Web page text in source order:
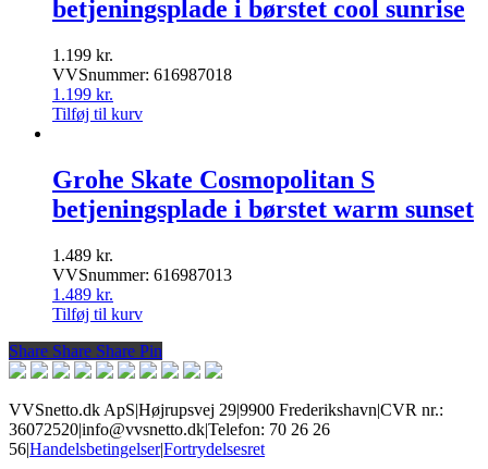
betjeningsplade i børstet cool sunrise
1.199 kr.
VVSnummer: 616987018
1.199 kr.
Tilføj til kurv
Grohe Skate Cosmopolitan S
betjeningsplade i børstet warm sunset
1.489 kr.
VVSnummer: 616987013
1.489 kr.
Tilføj til kurv
Share
Share Share Share Pin
VVSnetto.dk ApS|Højrupsvej 29|9900 Frederikshavn|CVR nr.:
36072520|info@vvsnetto.dk|Telefon: 70 26 26
56|Handelsbetingelser|Fortrydelsesret